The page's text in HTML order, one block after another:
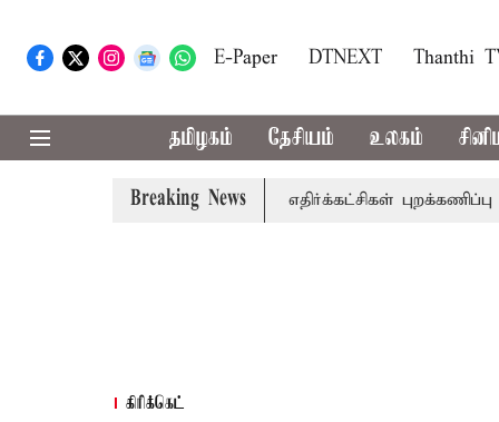
E-Paper DTNEXT Thanthi
தமிழகம் தேசியம் உலகம்
Breaking News
தி.மு.க. உள்ளிட்ட எதிர்க்கட்சிகள் புறக்கணிப்பு
கிரிக்கெட்